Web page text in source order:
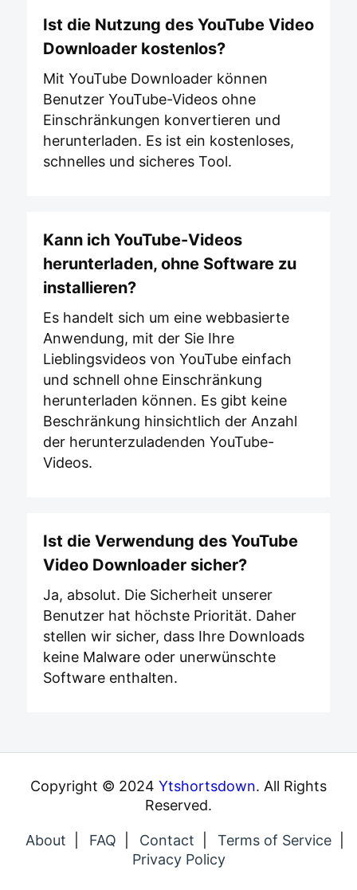
Ist die Nutzung des YouTube Video
Downloader kostenlos?
Mit YouTube Downloader können
Benutzer YouTube-Videos ohne
Einschränkungen konvertieren und
herunterladen. Es ist ein kostenloses,
schnelles und sicheres Tool.
Kann ich YouTube-Videos
herunterladen, ohne Software zu
installieren?
Es handelt sich um eine webbasierte
Anwendung, mit der Sie Ihre
Lieblingsvideos von YouTube einfach
und schnell ohne Einschränkung
herunterladen können. Es gibt keine
Beschränkung hinsichtlich der Anzahl
der herunterzuladenden YouTube-
Videos.
Ist die Verwendung des YouTube
Video Downloader sicher?
Ja, absolut. Die Sicherheit unserer
Benutzer hat höchste Priorität. Daher
stellen wir sicher, dass Ihre Downloads
keine Malware oder unerwünschte
Software enthalten.
Copyright © 2024 Ytshortsdown. All Rights
Reserved.
About FAQ Contact
Terms of Service
Privacy Policy